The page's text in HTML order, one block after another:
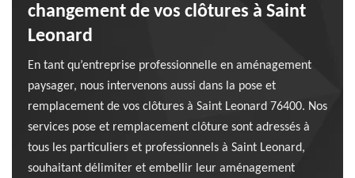
changement de vos clôtures à Saint
Leonard
En tant qu’entreprise professionnelle en aménagement
paysager, nous intervenons aussi dans la pose et
remplacement de vos clôtures à Saint Leonard 76400. Nos
services pose et remplacement clôture sont adressés à
tous les particuliers et professionnels à Saint Leonard,
souhaitant délimiter et embellir leur aménagement